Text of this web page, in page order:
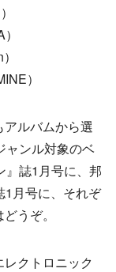
）
ルバムから選
ャンル対象のベ
』誌1月号に、邦
1月号に、それぞ
うぞ。
クトロニック